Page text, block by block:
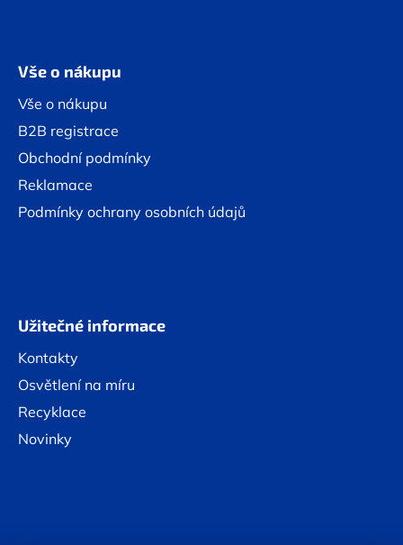
Vše o nákupu
Vše o nákupu
B2B registrace
Obchodní podmínky
Reklamace
Podmínky ochrany osobních údajů
Užitečné informace
Kontakty
Osvětlení na míru
Recyklace
Novinky